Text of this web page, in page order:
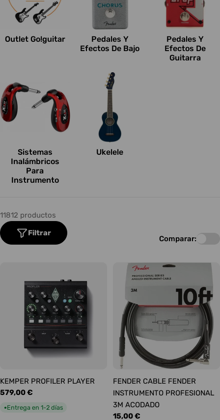
Outlet Go!guitar
Pedales Y
Efectos De Bajo
Pedales Y
Efectos De
Guitarra
Sistemas
Inalámbricos
Para
Instrumento
Ukelele
11812 productos
Filtrar
Comparar:
KEMPER PROFILER PLAYER
Precio
habitual
579,00 €
●Entrega en 1-2 días
FENDER CABLE FENDER
INSTRUMENTO PROFESIONAL
3M ACODADO
Precio
15,00 €